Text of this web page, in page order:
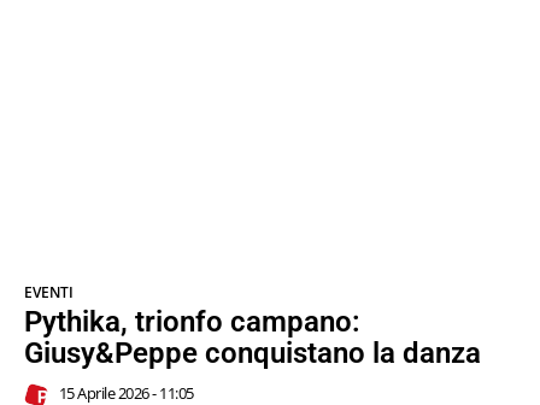
EVENTI
Pythika, trionfo campano:
Giusy&Peppe conquistano la danza
15 Aprile 2026 - 11:05